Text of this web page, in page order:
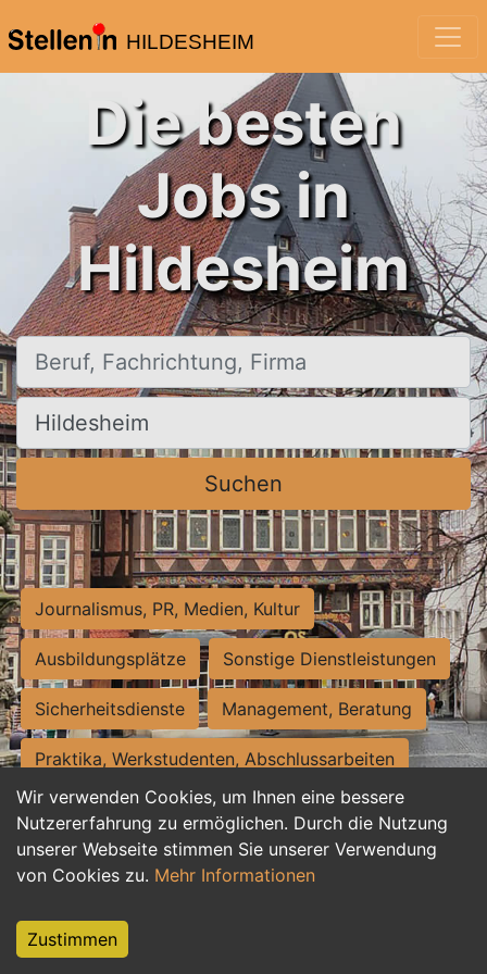
HILDESHEIM
Wir verwenden Cookies, um Ihnen eine bessere
Nutzererfahrung zu ermöglichen. Durch die Nutzung
unserer Webseite stimmen Sie unserer Verwendung
von Cookies zu. Mehr Informationen
Zustimmen
Die besten
Jobs in
Hildesheim
Beruf, Fachrichtung, Firma
Ort, Stadt
Suchen
Journalismus, PR, Medien, Kultur
Ausbildungsplätze Sonstige Dienstleistungen
Sicherheitsdienste Management, Beratung
Praktika, Werkstudenten, Abschlussarbeiten
Personalwesen Assistenz, Sekretariat
Hilfskräfte, Aushilfs- und Nebenjobs
Weiterbildung, Studium, duale Ausbildung